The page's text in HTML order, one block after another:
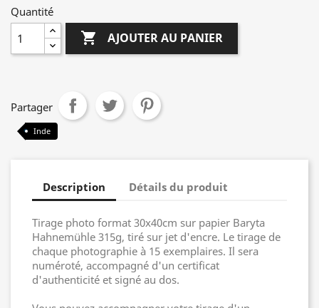
Quantité
 AJOUTER AU PANIER
Partager
Inde
Description Détails du produit
Tirage photo format 30x40cm sur papier Baryta
Hahnemühle 315g, tiré sur jet d'encre. Le tirage de
chaque photographie à 15 exemplaires. Il sera
numéroté, accompagné d'un certificat
d'authenticité et signé au dos.